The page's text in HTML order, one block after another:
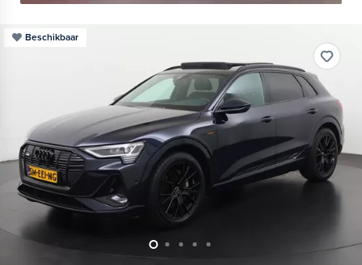
Beschikbaar